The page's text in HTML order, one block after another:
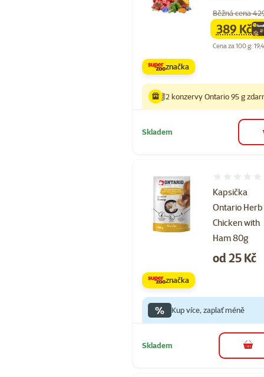
Běžná cena
family
389 Kč
Cena za 100 g:
značka
2 konzervy Ontario 95 g
Skladem
Kapsička
Ontario Herb
Chicken with
Ham 80g
Cena
od 25 Kč
značka
% Kup více, zaplať méně
Skladem do